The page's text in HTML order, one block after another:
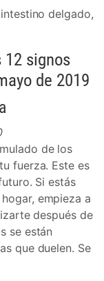
delgado,
12 signos
de 2019
de los
fuerza. Este es
Si estás
empieza a
después de
se están
que duelen. Se